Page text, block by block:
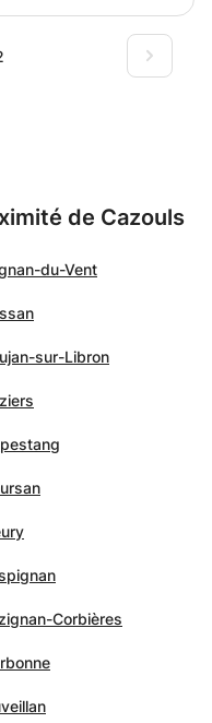
de Cazouls
du-Vent
sur-Libron
Corbières